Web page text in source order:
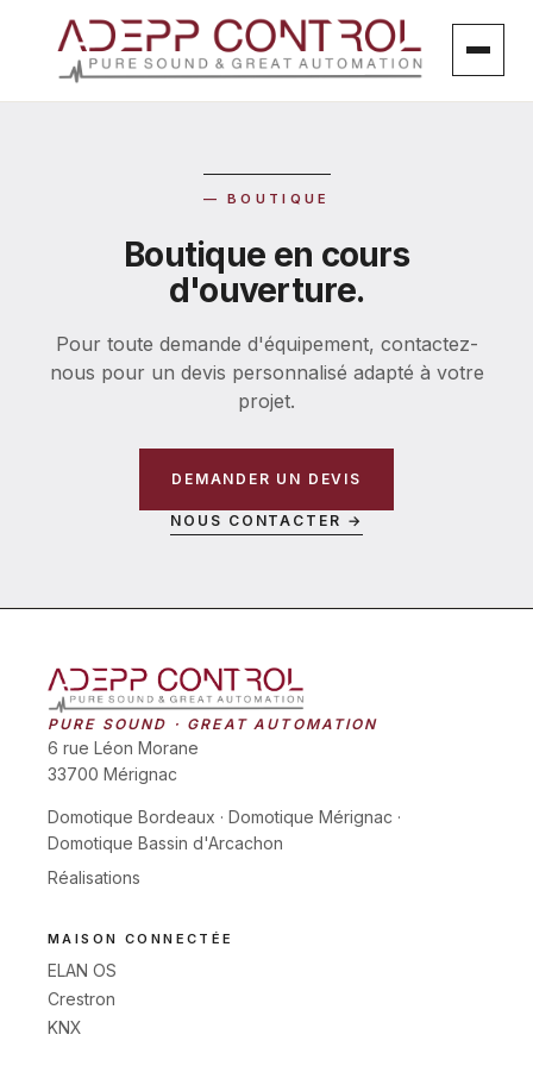
contenu
— BOUTIQUE
Boutique en cours
d'ouverture.
Pour toute demande d'équipement, contactez-
nous pour un devis personnalisé adapté à votre
projet.
DEMANDER UN DEVIS
NOUS CONTACTER →
PURE SOUND · GREAT AUTOMATION
6 rue Léon Morane
33700 Mérignac
Domotique Bordeaux · Domotique Mérignac ·
Domotique Bassin d'Arcachon
Réalisations
MAISON CONNECTÉE
ELAN OS
Crestron
KNX